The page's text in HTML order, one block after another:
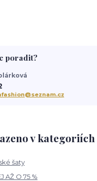
v kategoriích
šaty
AŽ O 75 %
poradit?